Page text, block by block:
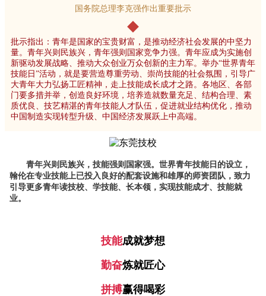
国务院总理李克强作出重要批示
批示指出：青年是国家的宝贵财富，是推动经济社会发展的中坚力
量。青年兴则民族兴，青年强则国家竞争力强。青年应成为实施创
新驱动发展战略、推动大众创业万众创新的主力军。举办“世界青年
技能日”活动，就是要营造尊重劳动、崇尚技能的社会氛围，引导广
大青年大力弘扬工匠精神，走上技能成长成才之路。各地区、各部
门要多措并举，创造良好环境，培养造就数量充足、结构合理、素
质优良、技艺精湛的青年技能人才队伍，促进就业结构优化，推动
中国制造实现转型升级、中国经济发展跃上中高端。
青年兴则民族兴，技能强则国家强。世界青年技能日的设立，
翰伦在专业技能上已投入良好的配套设施和雄厚的师资团队，致力
引导更多青年读技校、学技能、长本领，实现技能成才、技能就
业。
技能成就梦想
勤奋炼就匠心
拼搏赢得喝彩